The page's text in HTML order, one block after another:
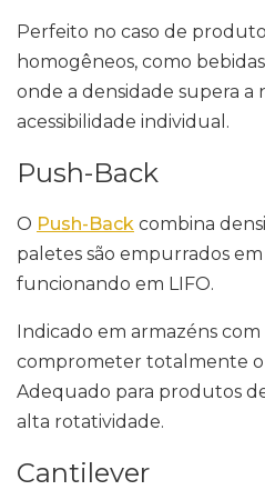
Perfeito no caso de
homogêneos, como
onde a densidade supera a
acessibilidade individual.
Push-Back
O Push-Back combina
paletes são empurrados
funcionando em LIFO.
Indicado em armazéns com
comprometer totalmente o
Adequado para produtos
alta rotatividade.
Cantilever